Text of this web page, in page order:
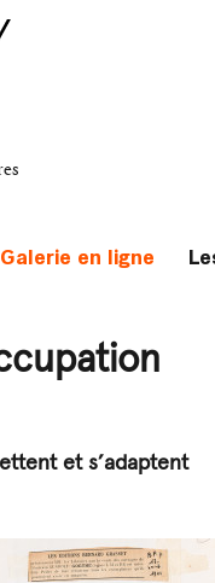
en ligne
et s’adaptent